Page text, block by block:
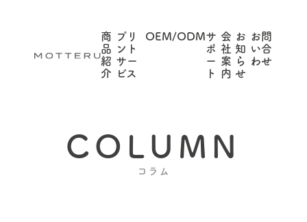
商
品
紹
介
プリ
ント
サー
ビス
OEM/ODMサ
ポ
ー
ト
会
社
案
内
お
知
ら
せ
お問
い合
わせ
COLUMN
コラム